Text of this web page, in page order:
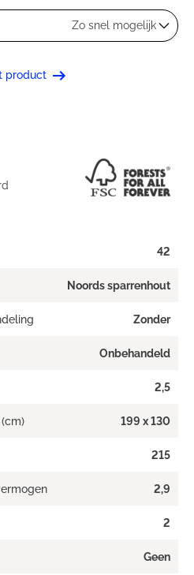
Zo snel mogelijk
product
42
Noords sparrenhout
Zonder
Onbehandeld
2,5
199 x 130
215
2,9
2
Geen